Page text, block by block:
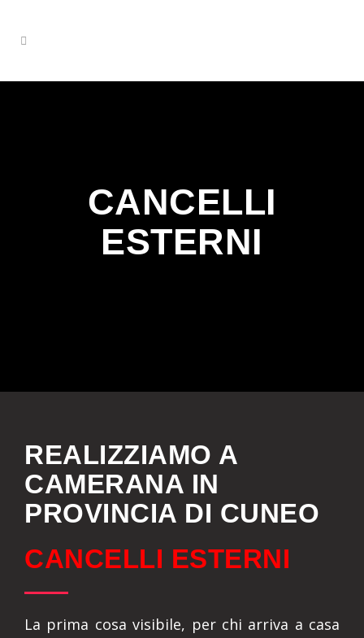
CANCELLI
ESTERNI
REALIZZIAMO A
CAMERANA IN
PROVINCIA DI CUNEO
CANCELLI ESTERNI
La prima cosa visibile, per chi arriva a casa